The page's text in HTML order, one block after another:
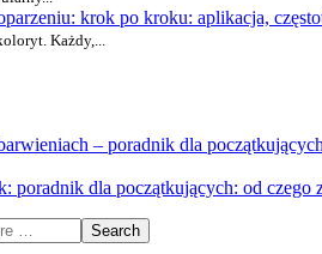
krok po kroku: aplikacja,
Każdy,...
– poradnik dla
poradnik dla początkujących: od czego